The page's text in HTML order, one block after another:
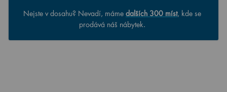
Nejste v dosahu? Nevadí, máme dalších 300 míst, kde se
prodává náš nábytek.